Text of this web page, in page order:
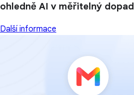
ohledně AI v měřitelný dopad
Další informace